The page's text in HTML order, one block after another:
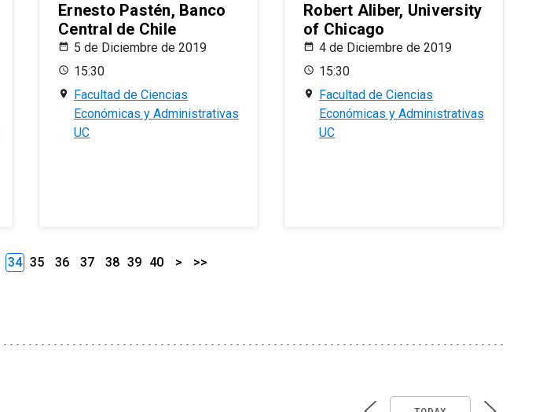
Ernesto Pastén, Banco
Central de Chile
5 de Diciembre de 2019
15:30
Facultad de Ciencias
Económicas y Administrativas
UC
Robert Aliber, University
of Chicago
4 de Diciembre de 2019
15:30
Facultad de Ciencias
Económicas y Administrativas
UC
34 35 36 37 38 39 40 > >>